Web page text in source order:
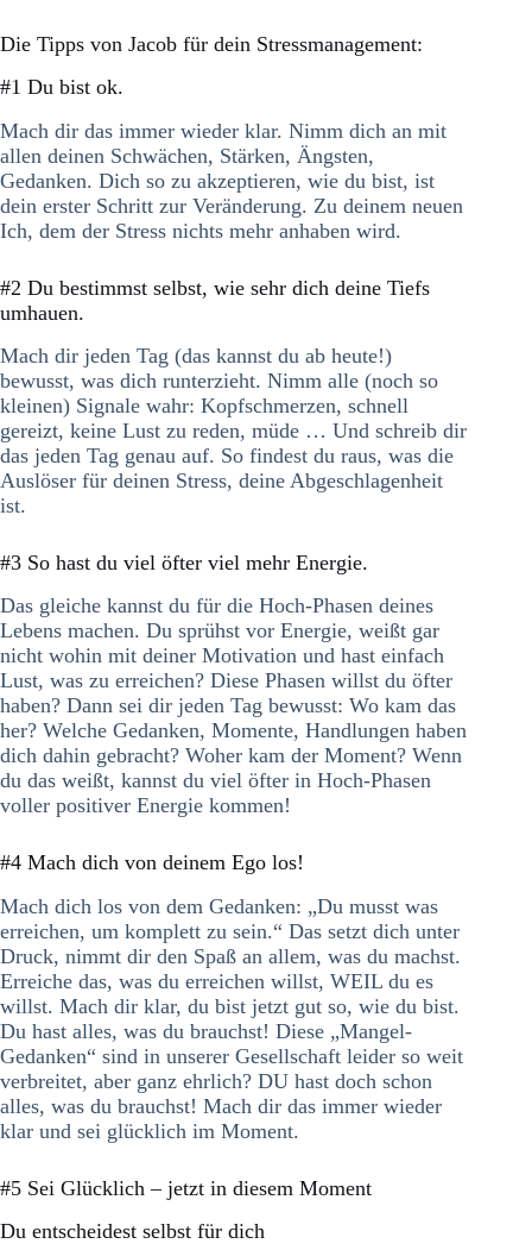
Die Tipps von Jacob für dein Stressmanagement:
#1 Du bist ok.
Mach dir das immer wieder klar. Nimm dich an mit
allen deinen Schwächen, Stärken, Ängsten,
Gedanken. Dich so zu akzeptieren, wie du bist, ist
dein erster Schritt zur Veränderung. Zu deinem neuen
Ich, dem der Stress nichts mehr anhaben wird.
#2 Du bestimmst selbst, wie sehr dich deine Tiefs
umhauen.
Mach dir jeden Tag (das kannst du ab heute!)
bewusst, was dich runterzieht. Nimm alle (noch so
kleinen) Signale wahr: Kopfschmerzen, schnell
gereizt, keine Lust zu reden, müde … Und schreib dir
das jeden Tag genau auf. So findest du raus, was die
Auslöser für deinen Stress, deine Abgeschlagenheit
ist.
#3 So hast du viel öfter viel mehr Energie.
Das gleiche kannst du für die Hoch-Phasen deines
Lebens machen. Du sprühst vor Energie, weißt gar
nicht wohin mit deiner Motivation und hast einfach
Lust, was zu erreichen? Diese Phasen willst du öfter
haben? Dann sei dir jeden Tag bewusst: Wo kam das
her? Welche Gedanken, Momente, Handlungen haben
dich dahin gebracht? Woher kam der Moment? Wenn
du das weißt, kannst du viel öfter in Hoch-Phasen
voller positiver Energie kommen!
#4 Mach dich von deinem Ego los!
Mach dich los von dem Gedanken: „Du musst was
erreichen, um komplett zu sein.“ Das setzt dich unter
Druck, nimmt dir den Spaß an allem, was du machst.
Erreiche das, was du erreichen willst, WEIL du es
willst. Mach dir klar, du bist jetzt gut so, wie du bist.
Du hast alles, was du brauchst! Diese „Mangel-
Gedanken“ sind in unserer Gesellschaft leider so weit
verbreitet, aber ganz ehrlich? DU hast doch schon
alles, was du brauchst! Mach dir das immer wieder
klar und sei glücklich im Moment.
#5 Sei Glücklich – jetzt in diesem Moment
Du entscheidest selbst für dich